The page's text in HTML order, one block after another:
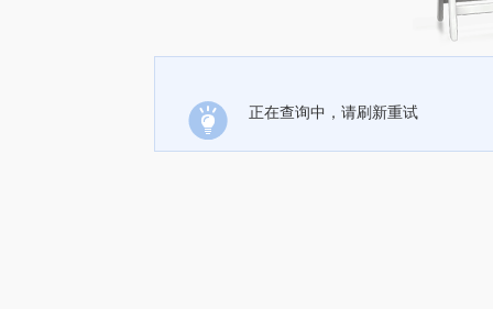
正在查询中，请刷新重试